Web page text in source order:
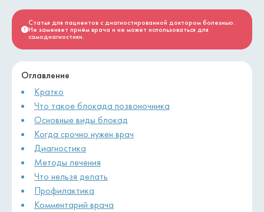
Оглавление
Кратко
Что такое блокада позвоночника
Основные виды блокад
Когда срочно нужен врач
Диагностика
Методы лечения
Что нельзя делать
Профилактика
Комментарий врача
Статья для пациентов с диагностированной доктором болезнью.
Не заменяет приём врача и не может использоваться для
самодиагностики.